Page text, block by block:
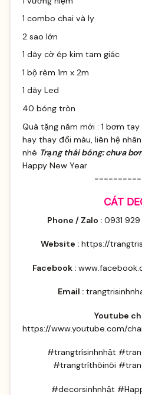
1 combo chai và ly
2 sao lớn
1 dây cờ ép kim tam giác
1 bộ rèm 1m x 2m
1 dây Led
40 bóng tròn
Quà tặng năm mới : 1 bơm
hay thay đổi màu, liên hệ
nhé Trạng thái bóng: chưa
Happy New Year
CÁT
Phone / Zalo : 0931
Website : https://
Facebook :
Email :
Youtube
https://www.youtube.com/
#trangtrísinhnhật
#trangtríthôinôi
#decorsinhnhật